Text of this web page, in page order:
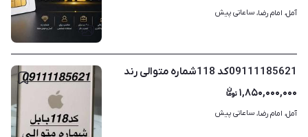
۱
آمل، امام رضا، ساعاتی پیش
09111185621کد 118شماره متوالی رند
۱,۸۵۰,۰۰۰,۰۰۰
آمل، امام رضا، ساعاتی پیش